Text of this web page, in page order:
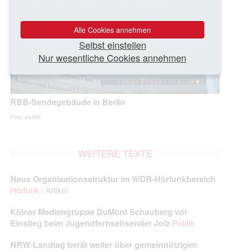
RBB-Sendegebäude in Berlin
Foto: da/MK
WEITERE TEXTE
Neue Organisationsstruktur im WDR‑Hörfunkbereich
Hörfunk/ Artikel
Kölner Mediengruppe DuMont Schauberg vor
Einstieg beim Jugendfernsehsender Joiz Politik
NRW-Landtag berät weiter über gemeinnützigen
Alle Cookies annehmen
Selbst einstellen
Nur wesentliche Cookies annehmen